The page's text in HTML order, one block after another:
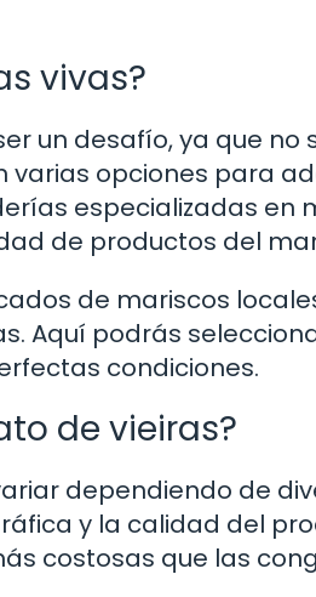
vivas?
un desafío, ya que
varias opciones para
especializadas en
de productos del
de mariscos
Aquí podrás
condiciones.
de vieiras?
dependiendo de
y la calidad del
costosas que las